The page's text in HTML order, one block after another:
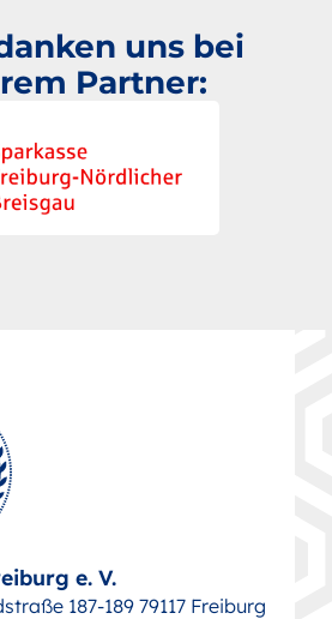
uns bei
Partner:
e. V.
187-189 79117 Freiburg